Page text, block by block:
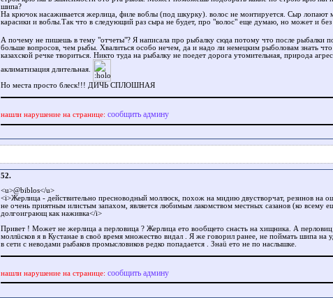
шипа?
На крючок насаживается жерлица, филе воблы (под шкурку). волос не монтируется. Сыр лопают
карасики и воблы.Так что в следующий раз сыра не будет, про "волос" еще думаю, но может и без
А почему не пишешь в тему "отчеты"? Я написала про рыбалку сюда потому что после рыбалки
больше вопросов, чем рыбы. Хвалиться особо нечем, да и надо ли немецким рыболовам знать что
казахской речке твориться. Никто туда на рыбалку не поедет дорога утомительная, природа
аклиматизация длительная.
Но места просто блеск!!! ДИЧЬ СПЛОШНАЯ
нашли нарушение на странице: сообщить админу
52.
<u>@biblos</u>
<i>Жерлица - действительно пресноводный моллюск, похож на мидию двустворчат, резинов на
не очень приятным илистым запахом, является любимым лакомством местных сазанов (ко всему
долгоиграющ как наживка</i>
Привет ! Может не жерлица а перловица ? Жерлица ето вообщето снасть на хищника. А перловиц
моллüсков я в Кустанае в своö время множество видал . Я же говорил ранее, не поймать шипа на
в сети с неводами рыбаков промысловиков редко попадается . Знаü ето не по наслышке.
нашли нарушение на странице: сообщить админу